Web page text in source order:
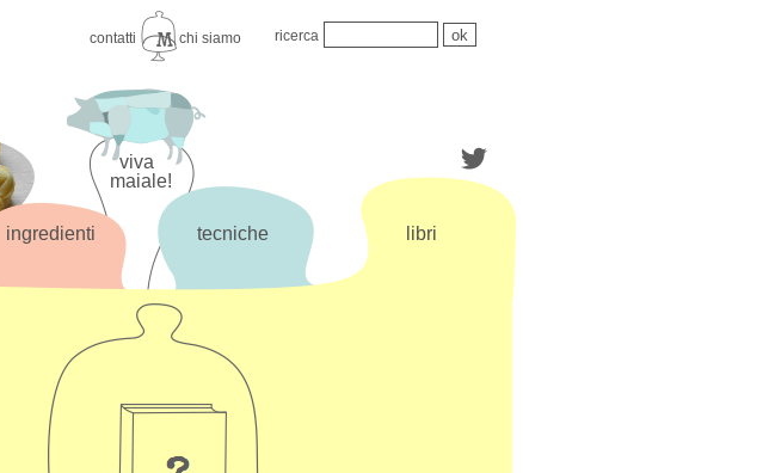
contatti chi siamo ricerca
ingredienti
viva
maiale!
tecniche libri